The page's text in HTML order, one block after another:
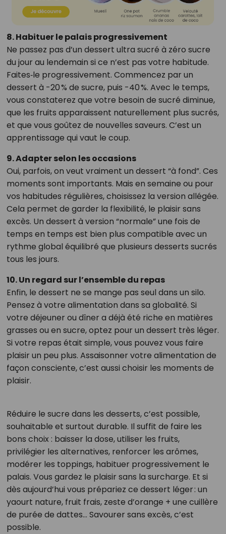
8. Habituer le palais progressivement
Ne passez pas d’un dessert ultra sucré à zéro sucre
du jour au lendemain si ce n’est pas votre habitude.
Faites‑le progressivement. Commencez par un
dessert à -20 % de sucre, puis -40 %. Avec le temps,
vous constaterez que votre besoin de sucré diminue,
que les fruits apparaissent naturellement plus sucrés,
et que vous goûtez de nouvelles saveurs. C’est un
apprentissage qui vaut le coup.
9. Adapter selon les occasions
Oui, parfois, on veut vraiment un dessert “à fond”. Ces
moments sont importants. Mais en semaine ou pour
vos habitudes régulières, choisissez la version allégée.
Cela permet de garder la flexibilité, le plaisir sans
excès. Un dessert à version “normale” une fois de
temps en temps est bien plus compatible avec un
rythme global équilibré que plusieurs desserts sucrés
tous les jours.
10. Un regard sur l’ensemble du repas
Enfin, le dessert ne se mange pas seul dans un silo.
Pensez à votre alimentation dans sa globalité. Si
votre déjeuner ou dîner a déjà été riche en matières
grasses ou en sucre, optez pour un dessert très léger.
Si votre repas était simple, vous pouvez vous faire
plaisir un peu plus. Assaisonner votre alimentation de
façon consciente, c’est aussi choisir les moments de
plaisir.
Réduire le sucre dans les desserts, c’est possible,
souhaitable et surtout durable. Il suffit de faire les
bons choix : baisser la dose, utiliser les fruits,
privilégier les alternatives, renforcer les arômes,
modérer les toppings, habituer progressivement le
palais. Vous gardez le plaisir sans la surcharge. Et si
dès aujourd’hui vous prépariez ce dessert léger : un
yaourt nature, fruit frais, zeste d’orange + une cuillère
de purée de dattes… Savourer sans excès, c’est
possible.